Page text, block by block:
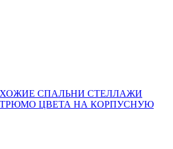
СПАЛЬНИ СТЕЛЛАЖИ
ЦВЕТА НА КОРПУСНУЮ